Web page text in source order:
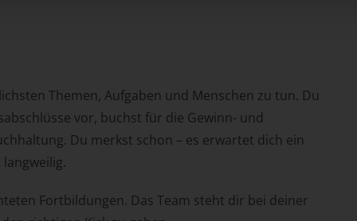
Themen, Aufgaben und Menschen zu tun. Du
vor, buchst für die Gewinn- und
Du merkst schon – es erwartet dich ein
Fortbildungen. Das Team steht dir bei deiner